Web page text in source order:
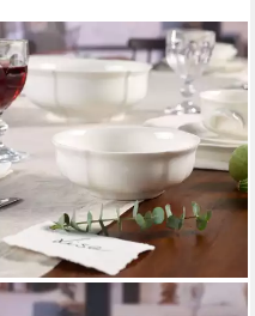
VILLEROY & BOCH